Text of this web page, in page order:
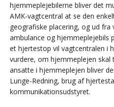
hjemmeplejebilerne bliver det
AMK-vagtcentral at se den
geografiske placering, og ud
ambulance og hjemmeplejebils
et hjertestop vil vagtcentralen i
vurdere, om hjemmeplejen skal
ansatte i hjemmeplejen bliver
Lunge-Redning, brug af
kommunikationsudstyret.